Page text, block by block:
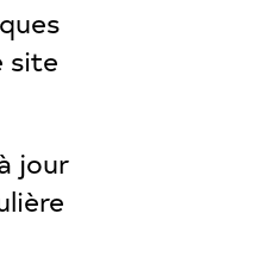
site
jour